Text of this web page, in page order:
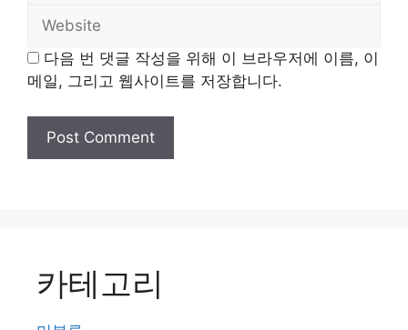
Website
다음 번 댓글 작성을 위해 이 브라우저에 이름, 이
메일, 그리고 웹사이트를 저장합니다.
카테고리